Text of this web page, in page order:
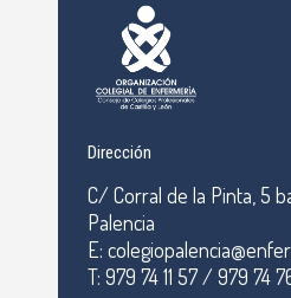
Dirección
C/ Corral de la Pinta, 5
Palencia
E:
T: 979 74 11 57 / 979 74